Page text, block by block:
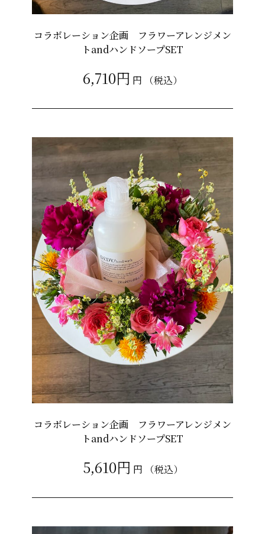
コラボレーション企画 フラワーアレンジメン
トandハンドソープSET
6,710円 円 （税込）
コラボレーション企画 フラワーアレンジメン
トandハンドソープSET
5,610円 円 （税込）